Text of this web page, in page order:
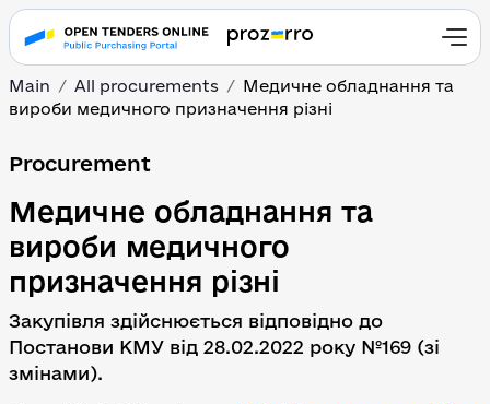
Main All procurements
Медичне обладнання та
вироби медичного призначення різні
Медичне обладнання
Procurement
Медичне обладнання та
вироби медичного
призначення різні
Закупівля здійснюється відповідно до
Постанови КМУ від 28.02.2022 року №169 (зі
змінами).